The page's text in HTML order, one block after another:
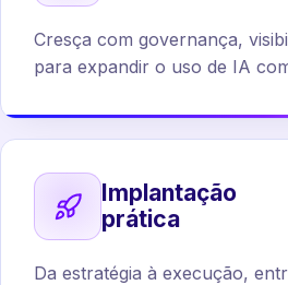
Cresça com governança,
para expandir o uso de IA
Implantação
prática
Da estratégia à execução,